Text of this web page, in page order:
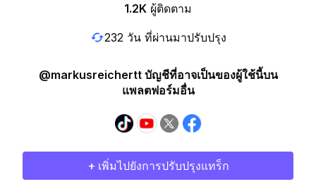
1.2K ผู้ติดตาม
232 วัน ที่ผ่านมาปรับปรุง
@markusreichertt บัญชีที่อาจเป็นของผู้ใช้นี้บน
แพลตฟอร์มอื่น
+ เพิ่มไปยังการปรับปรุงแทร็ก